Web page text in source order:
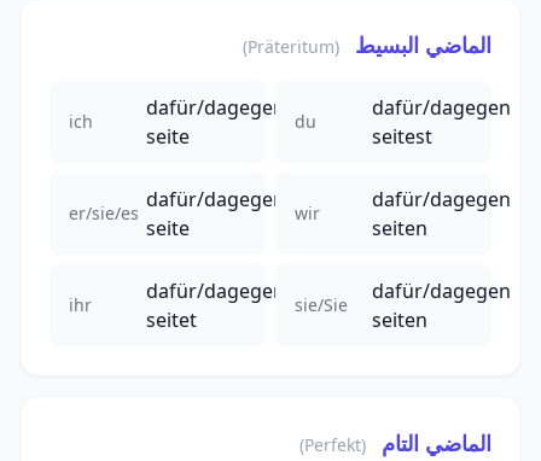
الماضي البسيط (Präteritum)
ich
dafür/dagegen
seite
du
dafür/dagegen
seitest
er/sie/es
dafür/dagegen
seite
wir
dafür/dagegen
seiten
ihr
dafür/dagegen
seitet
sie/Sie
dafür/dagegen
seiten
الماضي التام (Perfekt)